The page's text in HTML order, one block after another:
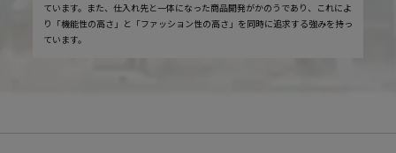
ています。また、仕入れ先と一体になった商品開発がかのうであり、これによ
り「機能性の高さ」と「ファッション性の高さ」を同時に追求する強みを持っ
ています。